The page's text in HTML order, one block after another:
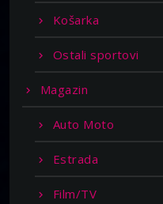
Košarka
Ostali sportovi
Magazin
Auto Moto
Estrada
Film/TV